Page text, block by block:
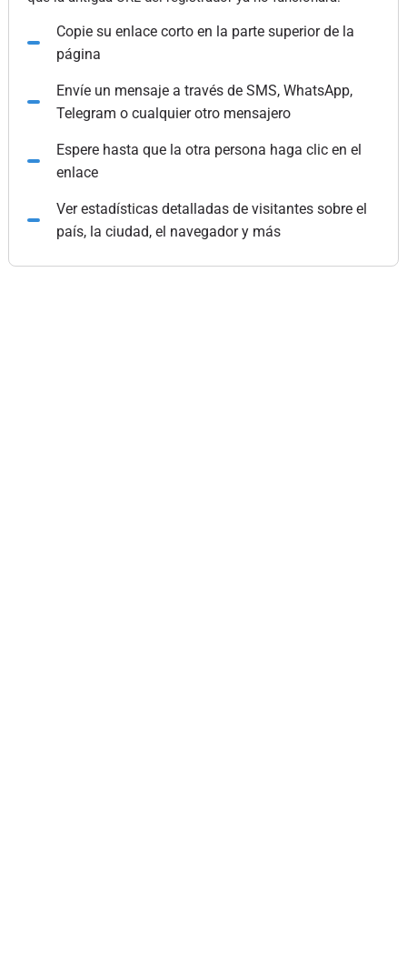
Copie su enlace corto en la parte superior de la
página
Envíe un mensaje a través de SMS, WhatsApp,
Telegram o cualquier otro mensajero
Espere hasta que la otra persona haga clic en el
enlace
Ver estadísticas detalladas de visitantes sobre el
país, la ciudad, el navegador y más